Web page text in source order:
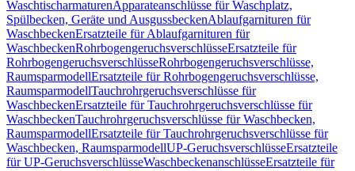
WaschtischarmaturenApparateanschlüsse für Waschplatz,
Spülbecken, Geräte und AusgussbeckenAblaufgarnituren für
WaschbeckenErsatzteile für Ablaufgarnituren für
WaschbeckenRohrbogengeruchsverschlüsseErsatzteile für
RohrbogengeruchsverschlüsseRohrbogengeruchsverschlüsse,
RaumsparmodellErsatzteile für Rohrbogengeruchsverschlüsse,
RaumsparmodellTauchrohrgeruchsverschlüsse für
WaschbeckenErsatzteile für Tauchrohrgeruchsverschlüsse für
WaschbeckenTauchrohrgeruchsverschlüsse für Waschbecken,
RaumsparmodellErsatzteile für Tauchrohrgeruchsverschlüsse für
Waschbecken, RaumsparmodellUP-GeruchsverschlüsseErsatzteile
für UP-GeruchsverschlüsseWaschbeckenanschlüsseErsatzteile für